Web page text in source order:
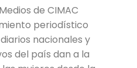
de CIMAC
periodístico
nacionales y
del país dan a la